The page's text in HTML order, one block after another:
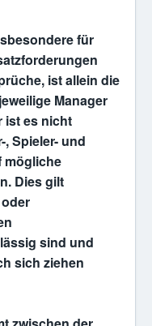
für
ist allein die
Manager
ist es nicht
Spieler- und
mögliche
Dies gilt
sind und
sich ziehen